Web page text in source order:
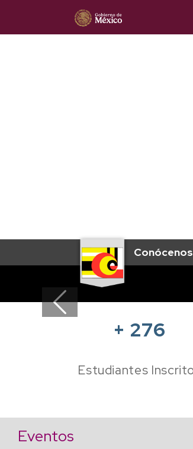
Conócenos
Previous
+ 276
Estudiantes
Eventos